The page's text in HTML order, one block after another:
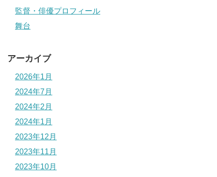
監督・俳優プロフィール
舞台
アーカイブ
2026年1月
2024年7月
2024年2月
2024年1月
2023年12月
2023年11月
2023年10月